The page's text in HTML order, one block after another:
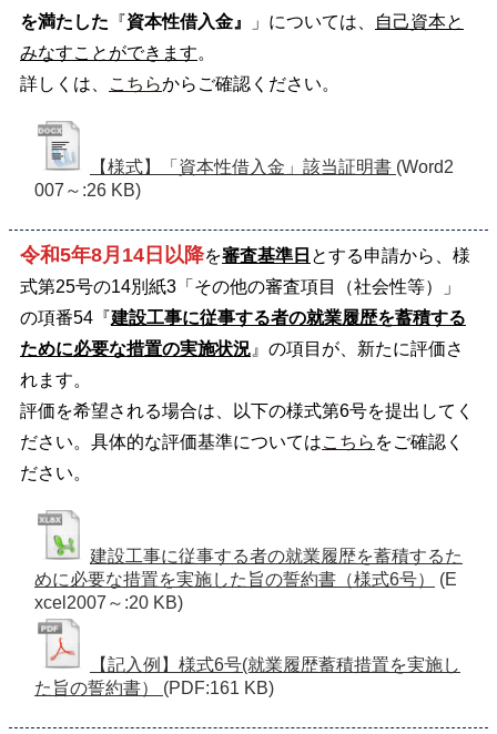
を満たした 『資本性借入金』 」については、
自己資本と
みなすことができます。
詳しくは、
こちらからご確認ください。
【様式】「資本性借入金」該当証明書 (Word2
007～:26 KB)
令和5年8月14日以降を審査基準日 とする申請から、様
式第25号の14別紙3「その他の審査項目（社会性等）」
の項番54『建設工事に従事する者の就業履歴を蓄積する
ために必要な措置の実施状況 』の項目が、新たに評価さ
れます。
評価を希望される場合は、以下の様式第6号を提出してく
ださい。具体的な評価基準についてはこちら をご確認く
ださい。
建設工事に従事する者の就業履歴を蓄積するた
めに必要な措置を実施した旨の誓約書（様式6号）
(E
xcel2007～:20 KB)
【記入例】様式6号(就業履歴蓄積措置を実施し
た旨の誓約書） (PDF:161 KB)